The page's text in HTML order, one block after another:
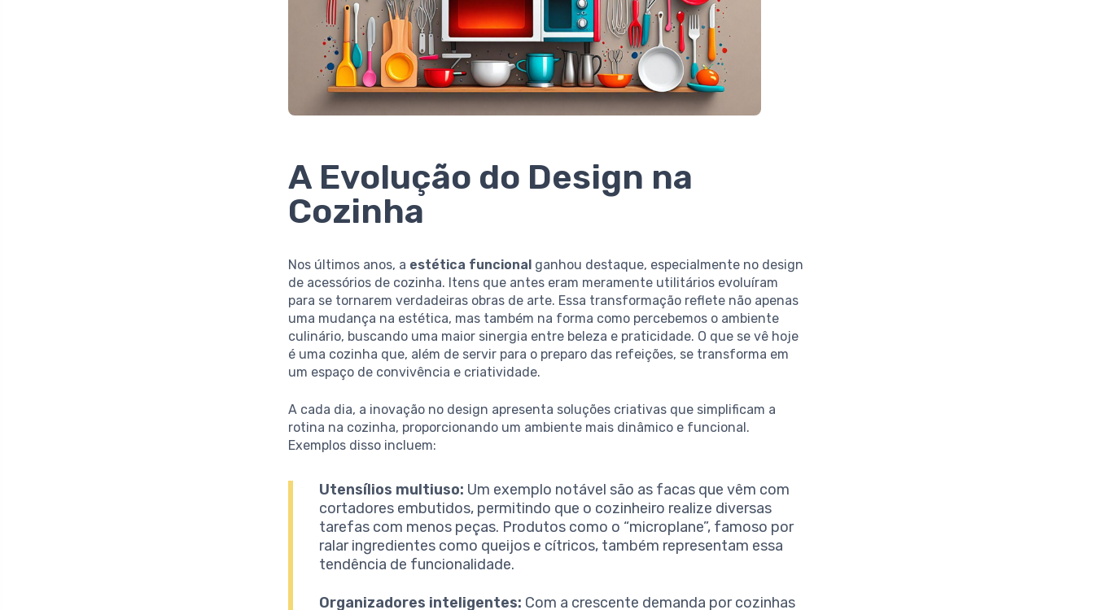
A Evolução do Design na
Cozinha
Nos últimos anos, a estética funcional ganhou destaque, especialmente no design
de acessórios de cozinha. Itens que antes eram meramente utilitários evoluíram
para se tornarem verdadeiras obras de arte. Essa transformação reflete não apenas
uma mudança na estética, mas também na forma como percebemos o ambiente
culinário, buscando uma maior sinergia entre beleza e praticidade. O que se vê hoje
é uma cozinha que, além de servir para o preparo das refeições, se transforma em
um espaço de convivência e criatividade.
A cada dia, a inovação no design apresenta soluções criativas que simplificam a
rotina na cozinha, proporcionando um ambiente mais dinâmico e funcional.
Exemplos disso incluem:
Utensílios multiuso: Um exemplo notável são as facas que vêm com
cortadores embutidos, permitindo que o cozinheiro realize diversas
tarefas com menos peças. Produtos como o “microplane”, famoso por
ralar ingredientes como queijos e cítricos, também representam essa
tendência de funcionalidade.
Organizadores inteligentes: Com a crescente demanda por cozinhas